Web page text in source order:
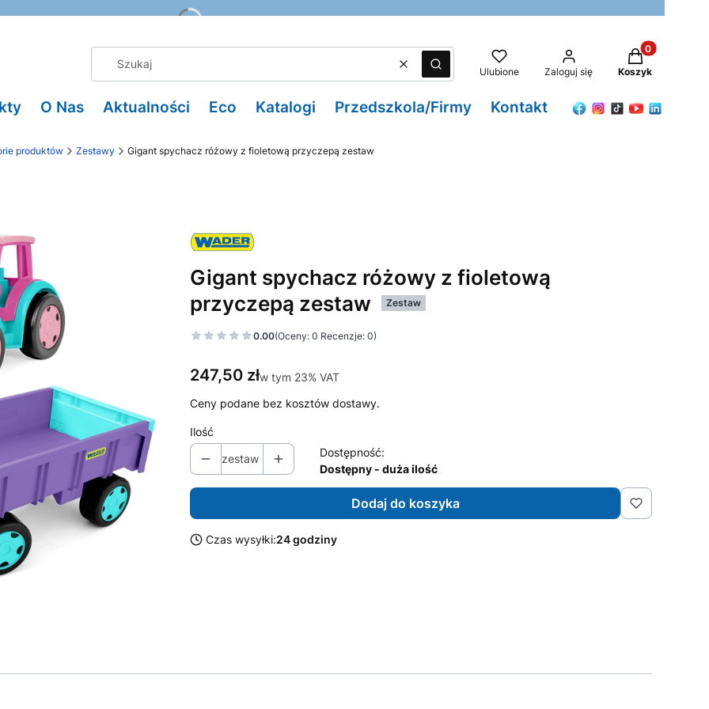
WyczyśćSzukaj Ulubione Zaloguj się
Produkty w
Koszyk
O Nas Aktualności Eco Katalogi Przedszkola/Firmy Kontakt
produktów Zestawy Gigant spychacz różowy z fioletową przyczepą zestaw
Gigant spychacz różowy z fioletową
przyczepą zestaw
Zestaw
0.00(Oceny: 0 Recenzje: 0)
Cena
247,50 złw tym 23% VAT
w tym 23% VAT
Ceny podane bez kosztów dostawy.
Ilość
zestaw
Dostępność:
Dostępny - duża ilość
Dodaj do koszyka
Czas wysyłki:24 godziny